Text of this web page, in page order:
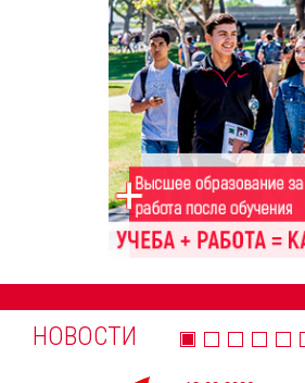
НОВОСТИ